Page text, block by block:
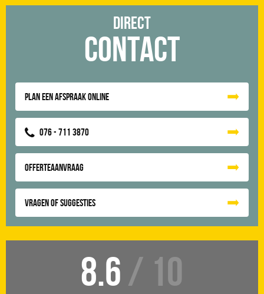
Direct
Contact
Plan een afspraak online
076 - 711 3870
Offerteaanvraag
Vragen of suggesties
8.6 / 10